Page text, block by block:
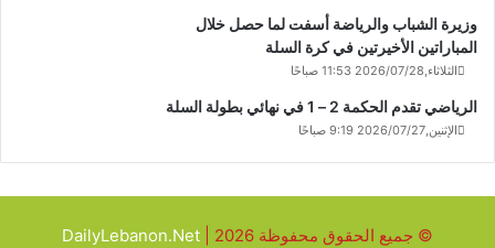
وزيرة الشباب والرياضة أسفت لما حصل خلال
المباراتين الأخيرتين في كرة السلة
الثلاثاء,2026/07/28 11:53 صباحًا
الرياضي تقدم الحكمة 2 – 1 في نهائي بطولة السلة
الإثنين,2026/07/27 9:19 صباحًا
© جميع الحقوق محفوظة 2026 | DailyLebanon.Net